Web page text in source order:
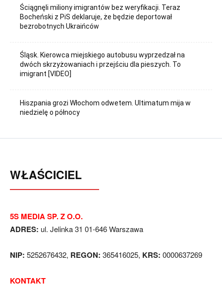
Ściągnęli miliony imigrantów bez weryfikacji. Teraz
Bocheński z PiS deklaruje, że będzie deportował
bezrobotnych Ukraińców
Śląsk. Kierowca miejskiego autobusu wyprzedzał na
dwóch skrzyżowaniach i przejściu dla pieszych. To
imigrant [VIDEO]
Hiszpania grozi Włochom odwetem. Ultimatum mija w
niedzielę o północy
WŁAŚCICIEL
5S MEDIA SP. Z O.O.
ADRES: ul. Jelinka 31 01-646 Warszawa
NIP: 5252676432, REGON: 365416025, KRS: 0000637269
KONTAKT